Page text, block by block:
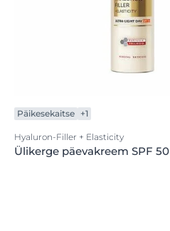
Päikesekaitse +1
Hyaluron-Filler + Elasticity
Ülikerge päevakreem SPF 50